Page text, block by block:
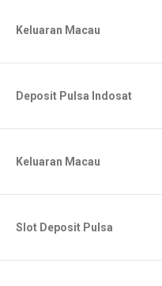
Keluaran Macau
Deposit Pulsa Indosat
Keluaran Macau
Slot Deposit Pulsa